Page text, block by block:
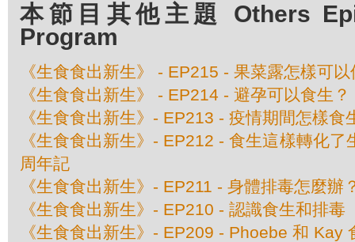
本節目其他主題 Others
Program
《生食食出新生》 - EP215 - 果菜露怎樣可
《生食食出新生》 - EP214 - 避孕可以食生？
《生食食出新生》- EP213 - 疫情期間怎樣食
《生食食出新生》- EP212 - 食生這樣轉化
周年記
《生食食出新生》- EP211 - 身體排毒怎麼辦
《生食食出新生》- EP210 - 認識食生和排毒
《生食食出新生》- EP209 - Phoebe 和 Kay